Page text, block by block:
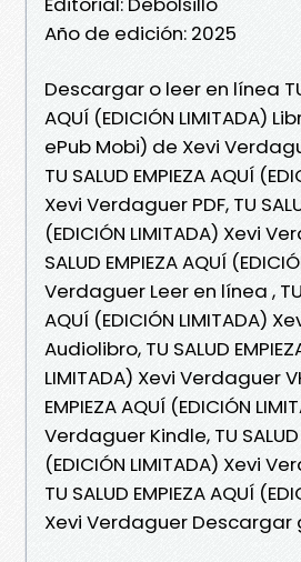
Año de edición: 2025
Descargar o leer en línea TU
AQUÍ (EDICIÓN LIMITADA)
ePub Mobi) de Xevi
TU SALUD EMPIEZA AQUÍ
Xevi Verdaguer PDF, TU
(EDICIÓN LIMITADA) Xevi
SALUD EMPIEZA AQUÍ
Verdaguer Leer en línea , TU
AQUÍ (EDICIÓN LIMITADA)
Audiolibro, TU SALUD
LIMITADA) Xevi Verdaguer
EMPIEZA AQUÍ (EDICIÓN
Verdaguer Kindle, TU SALUD
(EDICIÓN LIMITADA) Xevi
TU SALUD EMPIEZA AQUÍ
Xevi Verdaguer Descargar